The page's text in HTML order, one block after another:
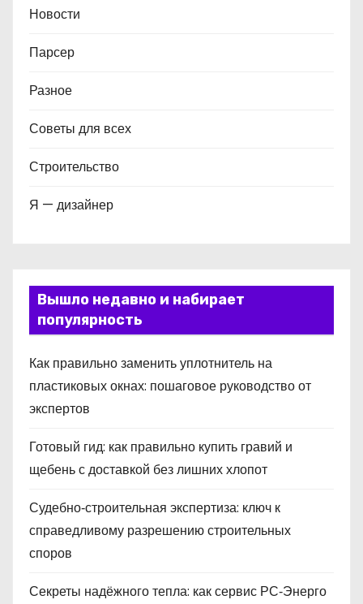
Новости
Парсер
Разное
Советы для всех
Строительство
Я — дизайнер
Вышло недавно и набирает
популярность
Как правильно заменить уплотнитель на
пластиковых окнах: пошаговое руководство от
экспертов
Готовый гид: как правильно купить гравий и
щебень с доставкой без лишних хлопот
Судебно‑строительная экспертиза: ключ к
справедливому разрешению строительных
споров
Секреты надёжного тепла: как сервис РС‑Энерго